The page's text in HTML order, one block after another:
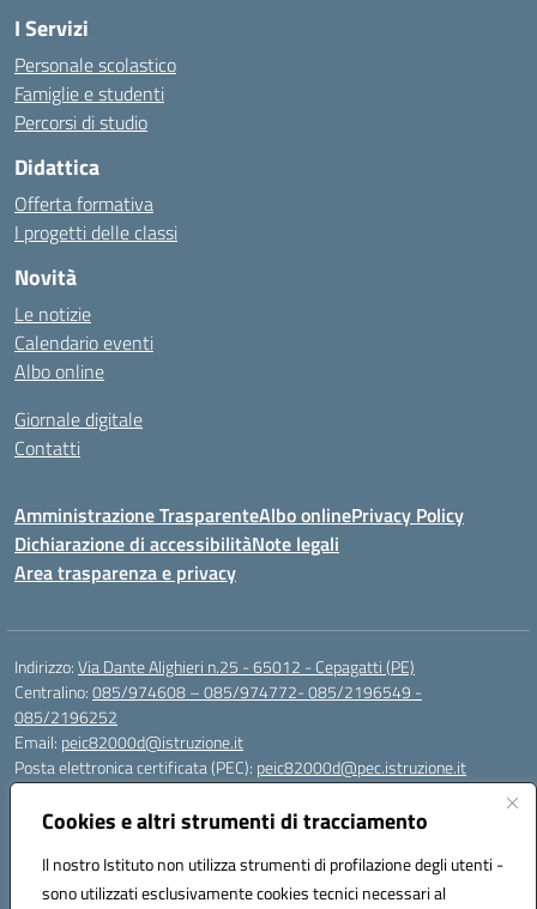
Cookies e altri strumenti di tracciamento
Il nostro Istituto non utilizza strumenti di profilazione degli utenti -
sono utilizzati esclusivamente cookies tecnici necessari al
I Servizi
Personale scolastico
Famiglie e studenti
Percorsi di studio
Didattica
Offerta formativa
I progetti delle classi
Novità
Le notizie
Calendario eventi
Albo online
Giornale digitale
Contatti
Amministrazione TrasparenteAlbo onlinePrivacy Policy
Dichiarazione di accessibilitàNote legali
Area trasparenza e privacy
Indirizzo:Via Dante Alighieri n.25 - 65012 - Cepagatti (PE)
Centralino:085/974608 – 085/974772- 085/2196549 -
085/2196252
Email: peic82000d@istruzione.it
Posta elettronica certificata (PEC): peic82000d@pec.istruzione.it
Codice fiscale: 91100590685
Codice meccanografico: PEIC82000D
Codice Indice delle Pubbliche Amministrazioni (IPA): istsc_peic82000d
Codice unico di fatturazione (CUF): UFYS5I